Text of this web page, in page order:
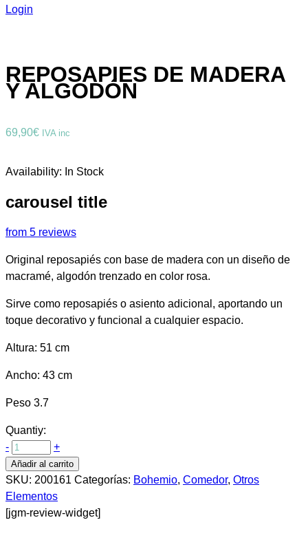
Login
REPOSAPIES DE MADERA
Y ALGODÓN
69,90€ IVA inc
Availability: In Stock
carousel title
from 5 reviews
Original reposapiés con base de madera con un diseño de
macramé, algodón trenzado en color rosa.
Sirve como reposapiés o asiento adicional, aportando un
toque decorativo y funcional a cualquier espacio.
Altura: 51 cm
Ancho: 43 cm
Peso 3.7
Quantiy:
-
+
Añadir al carrito
SKU: 200161 Categorías: Bohemio, Comedor, Otros
Elementos
[jgm-review-widget]